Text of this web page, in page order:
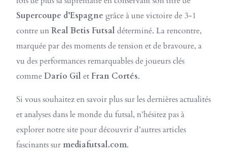
Supercoupe d’Espagne grâce à une victoire de 3-1
contre unReal Betis Futsal déterminé. La rencontre,
marquée par des moments de tension et de bravoure, a
vu des performances remarquables de joueurs clés
commeDarío Gil et Fran Cortés.
Si vous souhaitez en savoir plus sur les dernières actualités
et analyses dans le monde du futsal, n’hésitez pas à
explorer notre site pour découvrir d’autres articles
fascinants sur mediafutsal.com.